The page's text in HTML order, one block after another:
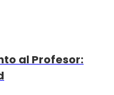
al Profesor: